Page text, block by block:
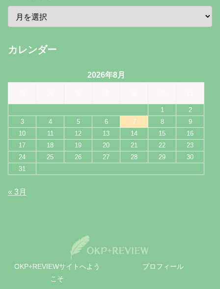
カレンダー
2026年8月
1
2
3
4 5 6 7 8
9
10
11 12 13 14 15
16
17
18 19 20 21 22
23
24
25 26 27 28 29
30
31
« 3月
OKP+REVIEWサイトへよう
こそ
プロフィール